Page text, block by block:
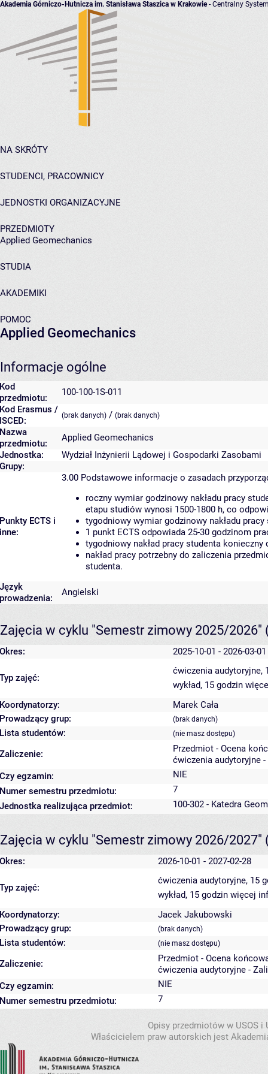
Akademia Górniczo-Hutnicza im. Stanisława Staszica w Krakowie- Centralny
NA SKRÓTY
STUDENCI, PRACOWNICY
JEDNOSTKI ORGANIZACYJNE
PRZEDMIOTY
Applied Geomechanics
STUDIA
AKADEMIKI
POMOC
Applied Geomechanics
Informacje ogólne
Kod
przedmiotu:
100-100-1S-011
Kod Erasmus /
ISCED:
(brak danych) / (brak danych)
Nazwa
przedmiotu:
Applied Geomechanics
Jednostka:
Wydział Inżynierii Lądowej i Gospodarki Zasobami
Grupy:
Punkty ECTS i
inne:
3.00 Podstawowe informacje o zasadach
roczny wymiar godzinowy nakładu pracy
etapu studiów wynosi 1500-1800 h, co
tygodniowy wymiar godzinowy nakładu
1 punkt ECTS odpowiada 25-30 godzinom
tygodniowy nakład pracy studenta
nakład pracy potrzebny do zaliczenia
studenta.
Język
prowadzenia:
Angielski
Zajęcia w cyklu "Semestr zimowy 2025/2026"
Okres: 2025-10-01 - 2026-03-01
Typ zajęć:
ćwiczenia audytoryjne,
wykład, 15 godzin
Koordynatorzy:
Marek Cała
Prowadzący grup:
(brak danych)
Lista studentów: (nie masz dostępu)
Zaliczenie:
Przedmiot - Ocena
ćwiczenia audytoryjne
Czy egzamin:
NIE
Numer semestru przedmiotu:
7
Jednostka realizująca przedmiot:
100-302 - Katedra
Zajęcia w cyklu "Semestr zimowy 2026/2027"
Okres: 2026-10-01 - 2027-02-28
Typ zajęć:
ćwiczenia audytoryjne, 15
wykład, 15 godzin więcej
Koordynatorzy:
Jacek Jakubowski
Prowadzący grup:
(brak danych)
Lista studentów: (nie masz dostępu)
Zaliczenie:
Przedmiot - Ocena
ćwiczenia audytoryjne -
Czy egzamin:
NIE
Numer semestru przedmiotu:
7
Opisy przedmiotów w USOS
Właścicielem praw autorskich jest